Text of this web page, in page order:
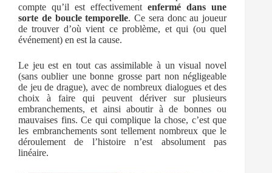
compte qu’il est effectivementenfermé dans une
sorte de boucle temporelle. Ce sera donc au joueur
de trouver d’où vient ce problème, et qui (ou quel
événement) en est la cause.
Le jeu est en tout cas assimilable à un visual novel
(sans oublier une bonne grosse part non négligeable
de jeu de drague), avec de nombreux dialogues et des
choix à faire qui peuvent dériver sur plusieurs
embranchements, et ainsi aboutir à de bonnes ou
mauvaises fins. Ce qui complique la chose, c’est que
les embranchements sont tellement nombreux que le
déroulement de l’histoire n’est absolument pas
linéaire.